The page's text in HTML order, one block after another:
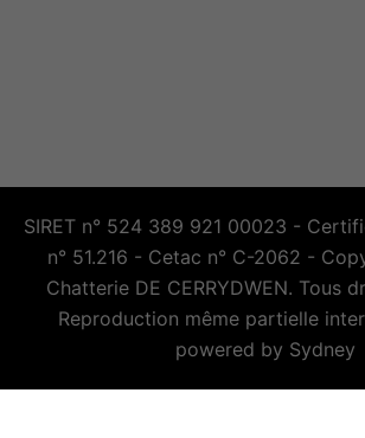
SIRET n° 524 389 921 00023 -
n° 51.216 - Cetac n° C-2062 -
Chatterie DE CERRYDWEN. Tous
Reproduction même partielle
powered by Sydney